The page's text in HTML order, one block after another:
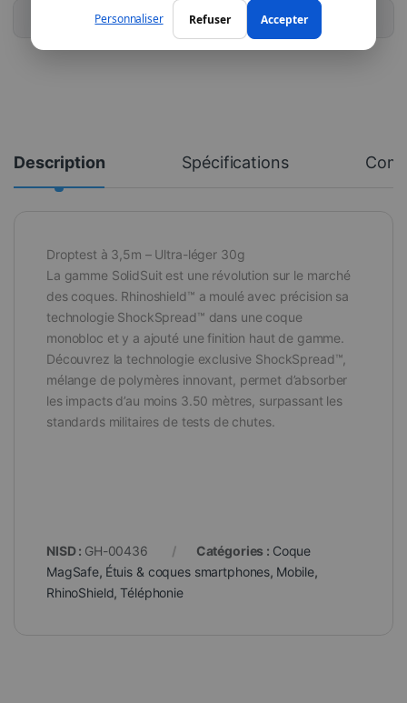
Personnaliser Refuser Accepter
Acheter ce produit
Description Spécifications
Droptest à 3,5m – Ultra-léger 30g
La gamme SolidSuit est une révolution sur le marché
des coques. Rhinoshield™ a moulé avec précision sa
technologie ShockSpread™ dans une coque
monobloc et y a ajouté une finition haut de gamme.
Découvrez la technologie exclusive ShockSpread™,
mélange de polymères innovant, permet d’absorber
les impacts d’au moins 3.50 mètres, surpassant les
standards militaires de tests de chutes.
NISD : GH-00436 Catégories : Coque
MagSafe, Étuis & coques smartphones, Mobile,
RhinoShield,Téléphonie